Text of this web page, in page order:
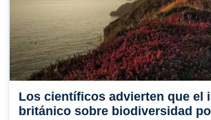
Los científicos advierten que el
británico sobre biodiversidad